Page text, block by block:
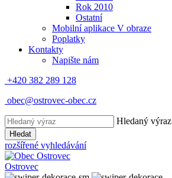
Rok 2010
Ostatní
Mobilní aplikace V obraze
Poplatky
Kontakty
Napište nám
+420 382 289 128
obec@ostrovec-obec.cz
Hledaný výraz
Hledat
rozšířené vyhledávání
Ostrovec